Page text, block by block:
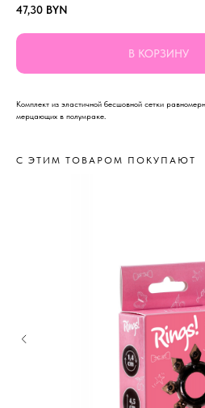
47,30 BYN
В КОРЗИНУ
Комплект из эластичной бесшовной сетки
мерцающих в полумраке.
С ЭТИМ ТОВАРОМ ПОКУПАЮТ